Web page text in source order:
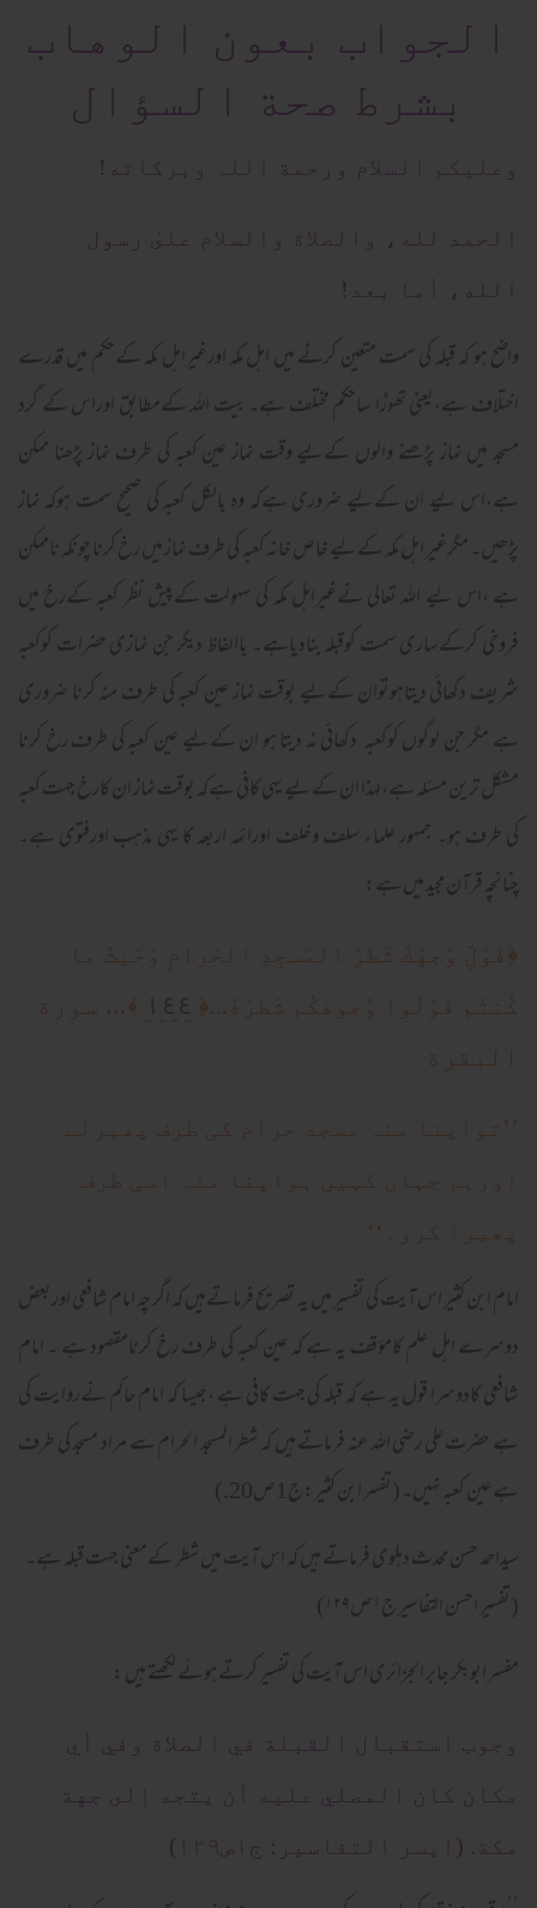
الجواب بعون الوهاب
بشرط صحة السؤال
وعلیکم السلام ورحمة اللہ وبرکاته!
الحمد لله، والصلاة والسلام علىٰ رسول
الله، أما بعد!
واضح ہو کہ قبلہ کی سمت متعین کرنے میں اہل مکہ اورغیراہل مکہ کےحکم میں قدرے
اختلاف ہے،یعنی تھوڑا ساحکم مختلف ہے۔ بیت اللہ کےمطابق اوراس کے گرد
مسجد میں نماز پڑھنے والوں کےلیے وقت نماز عین کعبہ کی طرف نماز پڑھنا ممکن
ہے،اس لیے ان کےلیے ضروری ہےکہ وہ بالکل کعبہ کی صحیح سمت ہوکہ نماز
پڑھیں۔ مگرغیر اہل مکہ کےلیے خاص خانہ کعبہ کی طرف نماز میں رخ کرنا چونکہ ناممکن
ہے ،اس لیے اللہ تعالی نےغیراہل مکہ کی سہولت کےپیش نظر کعبہ کےرخ میں
فروخی کرکےساری سمت کوقبلہ بنادیاہے۔ باالفاظ دیگر جن نمازی حضرات کوکعبہ
شریف دکھائی دیتاہوتوان کےلیے بوقت نماز عین کعبہ کی طرف منہ کرنا ضروری
ہے مگر جن لوگوں کوکعبہ دکھائی نہ دیتا ہو ان کےلیے عین کعبہ کی طرف رخ کرنا
مشکل ترین مسئلہ ہے،لہذا ان کےلیے یہی کافی ہےکہ بوقت نماز ان کارخ جہت کعبہ
کی طرف ہو۔ جمہور علماء سلف وخلف اورائمہ اربعہ کا یہی مذہب اورفتوی ہے۔
چنانچہ قرآن مجید میں ہے:
﴿ فَوَلِّ وَجهَكَ شَطرَ المَسجِدِ الحَرامِ وَحَيثُ ما
كُنتُم فَوَلّوا وُجوهَكُم شَطرَهُ...﴿ ١٤٤ ﴾... سورة
البقرة
’’تواپنا منہ مسجد حرام کی طرف پھیرلے
اورہم جہاں کہیں ہواپنا منہ اسی طرف
پھیرا کرو۔‘‘
امام ابن کثیر اس آیت کی تفسیر میں یہ تصریح فرماتےہیں کہ اگر چہ امام شافعی اوربعض
دوسرے اہل علم کامؤقف یہ ہے کہ عین کعبہ کی طرف رخ کرنامقصود ہے ۔ امام
شافعی کادوسرا قول یہ ہے کہ قبلہ کی جہت کافی ہے ،جیسا کہ امام حاکم نےروایت کی
ہے حضرت علی رضی اللہ عنہ فرماتے ہیں کہ شطر المسجد الحرام سے مراد مسجد کی طرف
ہے عین کعبہ نہیں۔ (تفسر ابن کثیر:ج1ص20.)
سیداحمد حسن محدث دہلوی فرماتے ہیں کہ اس آیت میں شطر کےمعنی جہت قبلہ ہے۔
(تفسیر احسن التفاسیر ج۱ص۱۲۹)
مفسر ابوبکر جابر الجزائری اس آیت کی تفسیر کرتےہوئے لکھتے ہیں :
وجوب استقبال القبلة في الصلاة وفي أي
مكان كان المصلي عليه أن يتجه إلى جهة
مكة. (ایسر التفاسیر: ج۱ص۱۲۹)